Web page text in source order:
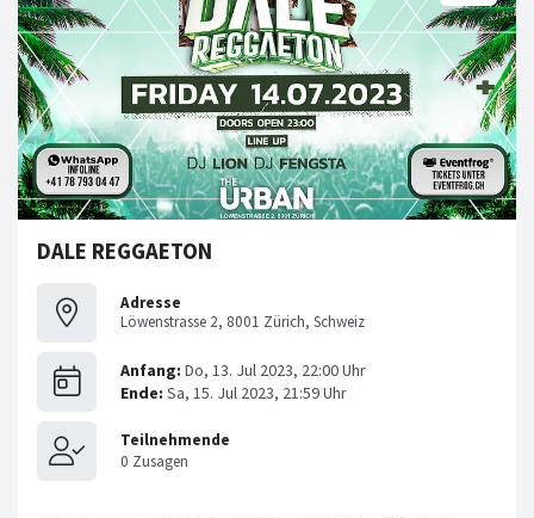
DALE REGGAETON
Adresse
Löwenstrasse 2, 8001 Zürich, Schweiz